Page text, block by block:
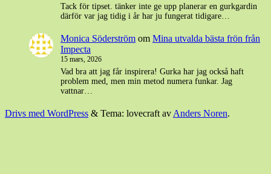
Tack för tipset. tänker inte ge upp planerar en gurkgardin
därför var jag tidig i år har ju fungerat tidigare…
Monica Söderström om Mina utvalda bästa frön från
Impecta
15 mars, 2026
Vad bra att jag får inspirera! Gurka har jag också haft
problem med, men min metod numera funkar. Jag
vattnar…
Drivs med WordPress & Tema: lovecraft av Anders Noren.